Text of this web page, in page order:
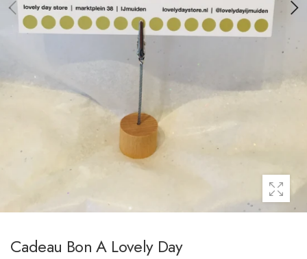
Cadeau Bon A Lovely Day